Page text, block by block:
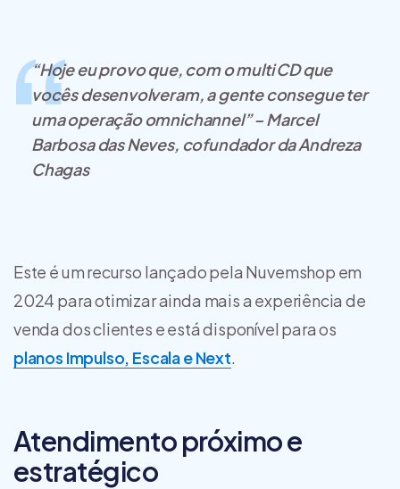
“Hoje eu provo que, com o multi CD que
vocês desenvolveram, a gente consegue ter
uma operação omnichannel” – Marcel
Barbosa das Neves, cofundador da Andreza
Chagas
Este é um recurso lançado pela Nuvemshop em
2024 para otimizar ainda mais a experiência de
venda dos clientes e está disponível para os
planos Impulso, Escala e Next.
Atendimento próximo e
estratégico